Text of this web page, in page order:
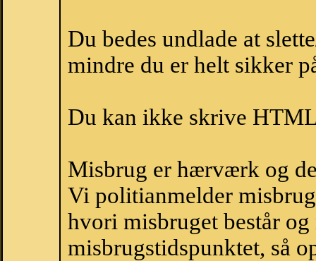
Du bedes undlade at
mindre du er helt sikker
Du kan ikke skrive
Misbrug er hærværk og
Vi politianmelder
hvori misbruget består
misbrugstidspunktet, så